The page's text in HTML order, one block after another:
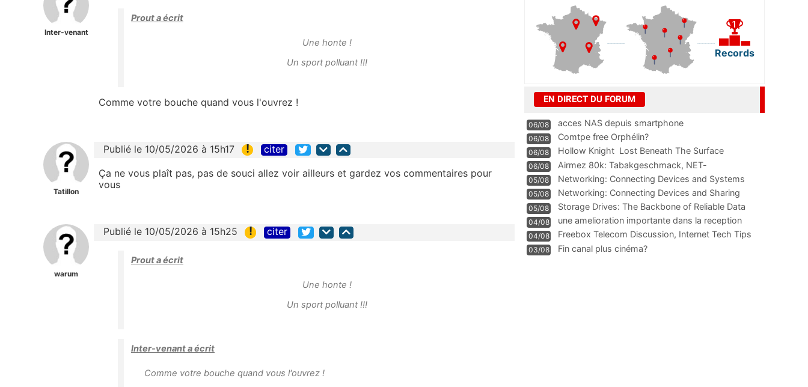
Inter-venant
Prout a écrit
Une honte !
Un sport polluant !!!
Comme votre bouche quand vous l'ouvrez !
Tatillon
Publié le 10/05/2026 à 15h17 ! citer
Ça ne vous plaît pas, pas de souci allez voir ailleurs et gardez vos commentaires pour
vous
warum
Publié le 10/05/2026 à 15h25 ! citer
Prout a écrit
Une honte !
Un sport polluant !!!
Inter-venant a écrit
Comme votre bouche quand vous l'ouvrez !
Records
EN DIRECT DU FORUM
06/08 acces NAS depuis smartphone
06/08 Comtpe free Orphélin?
06/08 Hollow Knight  Lost Beneath The Surface
06/08
Airmez 80k: Tabakgeschmack, NET-
Technologie und Leistung im
05/08 Networking: Connecting Devices and Systems
05/08
Networking: Connecting Devices and Sharing
Information
05/08
Storage Drives: The Backbone of Reliable Data
Management
04/08
une amelioration importante dans la reception
WIFI
04/08
Freebox Telecom Discussion, Internet Tech Tips
Communi
03/08 Fin canal plus cinéma?